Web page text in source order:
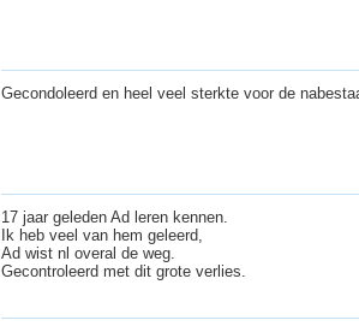
Gecondoleerd en heel veel sterkte voor de
17 jaar geleden Ad leren kennen.
Ik heb veel van hem geleerd,
Ad wist nl overal de weg.
Gecontroleerd met dit grote verlies.